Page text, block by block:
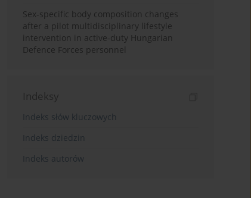
Sex-specific body composition changes
after a pilot multidisciplinary lifestyle
intervention in active-duty Hungarian
Defence Forces personnel
Indeksy
Indeks słów kluczowych
Indeks dziedzin
Indeks autorów